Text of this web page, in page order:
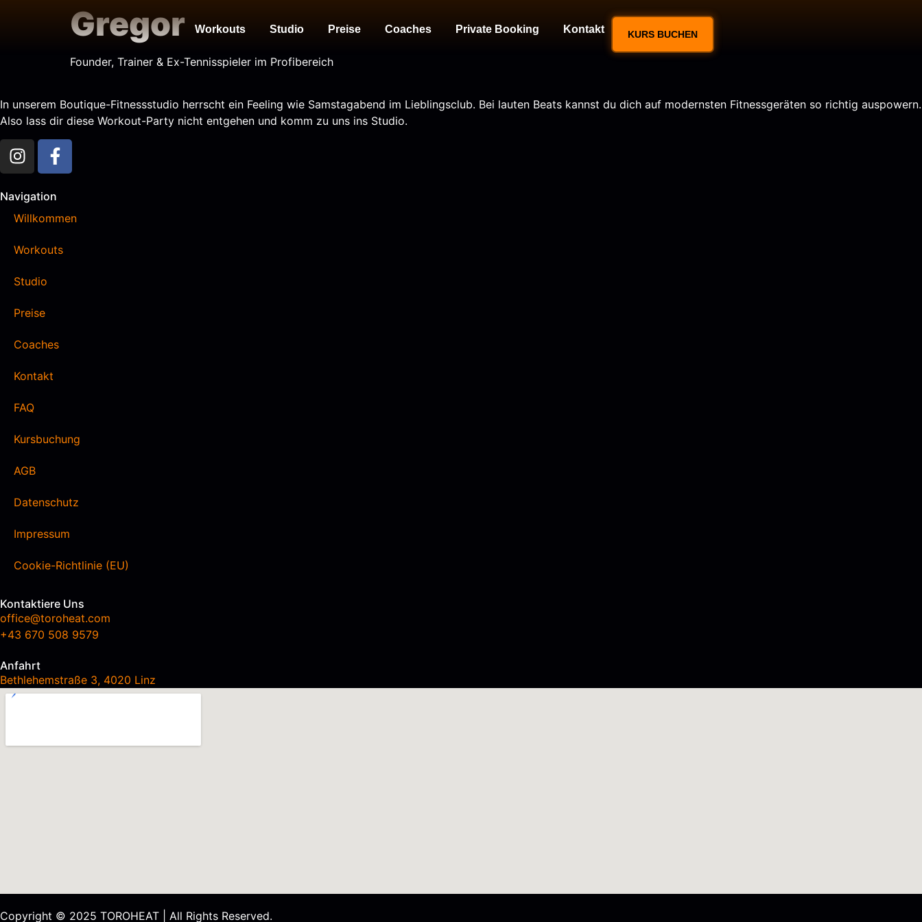
Workouts Studio Preise Coaches Private Booking Kontakt KURS BUCHEN
Gregor
Founder, Trainer & Ex-Tennisspieler im Profibereich
In unserem Boutique-Fitnessstudio herrscht ein Feeling wie Samstagabend im Lieblingsclub. Bei lauten Beats kannst du dich auf modernsten Fitnessgeräten so richtig auspowern.
Also lass dir diese Workout-Party nicht entgehen und komm zu uns ins Studio.
Navigation
Willkommen
Workouts
Studio
Preise
Coaches
Kontakt
FAQ
Kursbuchung
AGB
Datenschutz
Impressum
Cookie-Richtlinie (EU)
Kontaktiere Uns
office@toroheat.com
+43 670 508 9579
Anfahrt
Bethlehemstraße 3, 4020 Linz
Copyright © 2025 TOROHEAT | All Rights Reserved.